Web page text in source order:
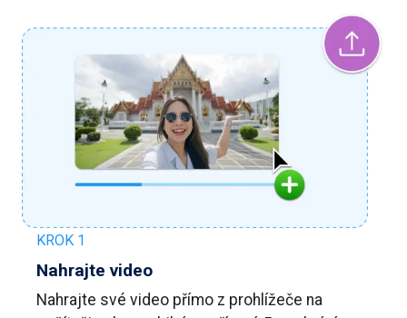
KROK 1
Nahrajte video
Nahrajte své video přímo z prohlížeče na